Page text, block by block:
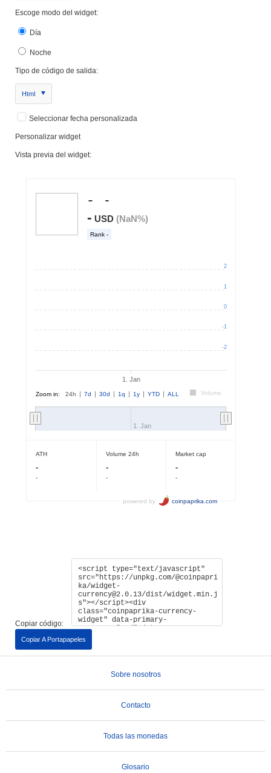
Escoge modo del widget:
Día
Noche
Tipo de código de salida:
Html
Seleccionar fecha personalizada
Personalizar widget
Vista previa del widget:
Copiar código:
Copiar A Portapapeles
Sobre nosotros
Contacto
Todas las monedas
Glosario